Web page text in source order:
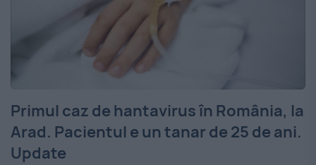
Primul caz de hantavirus în România, la
Arad. Pacientul e un tanar de 25 de ani.
Update